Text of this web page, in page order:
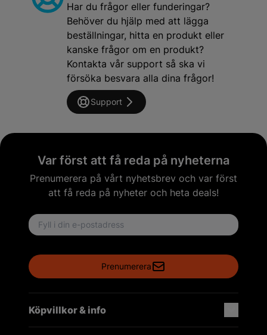
Har du frågor eller funderingar?
Behöver du hjälp med att lägga
beställningar, hitta en produkt eller
kanske frågor om en produkt?
Kontakta vår support så ska vi
försöka besvara alla dina frågor!
Support
Var först att få reda på nyheterna
Prenumerera på vårt nyhetsbrev och var först
att få reda på nyheter och heta deals!
Email address
Prenumerera
Köpvillkor & info